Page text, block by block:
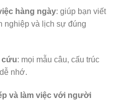
hàng ngày: giúp bạn viết
nghiệp và lịch sự đúng
cứu: mọi mẫu câu, cấu trúc
nhớ.
và làm việc với người